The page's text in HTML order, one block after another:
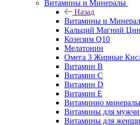
Витамины и Минералы
Назад
Витамины и
Кальций Магний
Коэнзим Q10
Мелатонин
Омега 3 Жирные
Витамин B
Витамин C
Витамин D
Витамин E
Витаминно
Витамины для
Витамины для